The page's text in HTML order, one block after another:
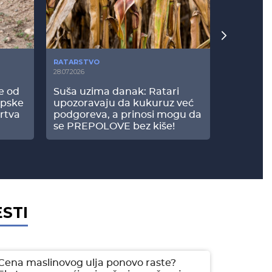
od
RATARSTVO
28.07.2026
Suša uzima danak: Ratari
upozoravaju da kukuruz već
podgoreva, a prinosi mogu da
se PREPOLOVE bez kiše!
maslinovog ulja ponovo raste?